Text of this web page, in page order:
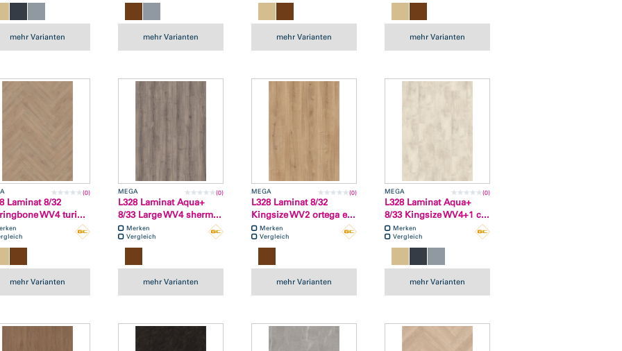
mehr Varianten mehr Varianten mehr Varianten mehr Varianten
(0)
Laminat 8/32
WV4 turi...
mehr Varianten
MEGA (0)
L328 Laminat Aqua+
8/33 Large WV4 sherm...
Merken
Vergleich
mehr Varianten
MEGA (0)
L328 Laminat 8/32
Kingsize WV2 ortega e...
Merken
Vergleich
mehr Varianten
MEGA (0)
L328 Laminat Aqua+
8/33 Kingsize WV4+1 c...
Merken
Vergleich
mehr Varianten